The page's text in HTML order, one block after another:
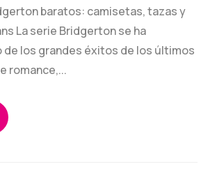
baratos: camisetas, tazas y
La serie Bridgerton se ha
de los grandes éxitos de los últimos
romance,...